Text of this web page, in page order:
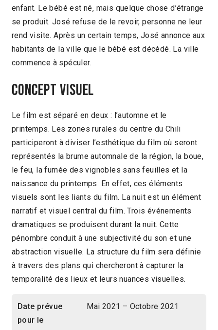
enfant. Le bébé est né, mais quelque chose d’étrange
se produit. José refuse de le revoir, personne ne leur
rend visite. Après un certain temps, José annonce aux
habitants de la ville que le bébé est décédé. La ville
commence à spéculer.
Concept visuel
Le film est séparé en deux : l’automne et le
printemps. Les zones rurales du centre du Chili
participeront à diviser l’esthétique du film où seront
représentés la brume automnale de la région, la boue,
le feu, la fumée des vignobles sans feuilles et la
naissance du printemps. En effet, ces éléments
visuels sont les liants du film. La nuit est un élément
narratif et visuel central du film. Trois événements
dramatiques se produisent durant la nuit. Cette
pénombre conduit à une subjectivité du son et une
abstraction visuelle. La structure du film sera définie
à travers des plans qui chercheront à capturer la
temporalité des lieux et leurs nuances visuelles.
Date prévue
pour le
Mai 2021 – Octobre 2021